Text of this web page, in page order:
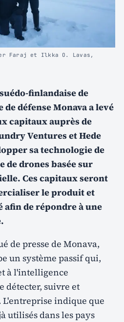
Faraj et Ilkka O. Lavas,
finlandaise de
défense Monava a levé
capitaux auprès de
Ventures et Hede
sa technologie de
de drones basée sur
Ces capitaux seront
le produit et
de répondre à une
de presse de Monava,
un système passif qui,
à l'intelligence
détecter, suivre et
L'entreprise indique que
utilisés dans les pays